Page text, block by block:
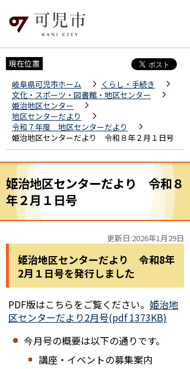
現在位置
岐阜県可児市ホーム
くらし・手続き
文化・スポーツ・図書館・地区センター
姫治地区センター
地区センターだより
令和７年度 地区センターだより
姫治地区センターだより 令和８年２月１日号
姫治地区センターだより 令和８
年２月１日号
更新日:2026年1月29日
姫治地区センターだより 令和8年
2月１日号を発行しました
PDF版はこちらをご覧ください。 姫治地
区センターだより2月号(pdf 1373KB)
今月号の概要は以下の通りです。
講座・イベントの募集案内